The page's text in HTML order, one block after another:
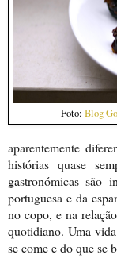
Foto: Blog
aparentemente
histórias quase
gastronómicas são
portuguesa e da
no copo, e na
quotidiano. Uma
se come e do que se